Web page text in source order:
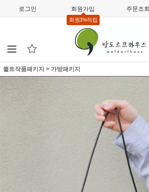
로그인 회원가입
회원3%적립
주문조회
퀼트작품패키지 > 가방패키지